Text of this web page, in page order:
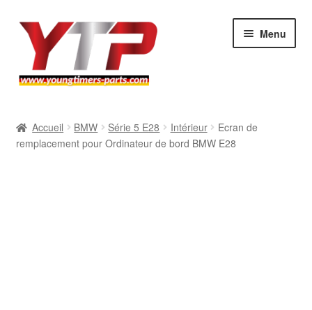
Aller
navigation
Aller
contenu
Menu
BMW
Accueil BMW Série 5 E28 Intérieur
Ecran de
remplacement pour Ordinateur de bord BMW E28